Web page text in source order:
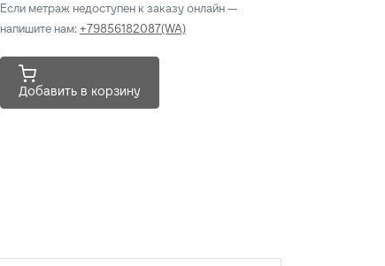
Если метраж недоступен к заказу онлайн —
напишите нам:+79856182087(WA)
Добавить в корзину